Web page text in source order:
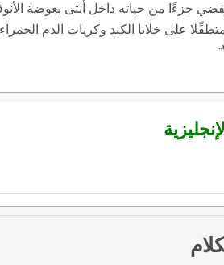
جزءًا من حياته داخل أنثى بعوضة
متطفِّلا على خلايا الكبد وكريات الدم